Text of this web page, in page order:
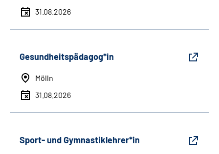
31.08.2026
Gesundheitspädagog*in
Mölln
31.08.2026
Sport- und Gymnastiklehrer*in